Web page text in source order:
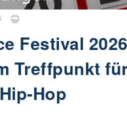
Festival
Treffpunkt
Hop